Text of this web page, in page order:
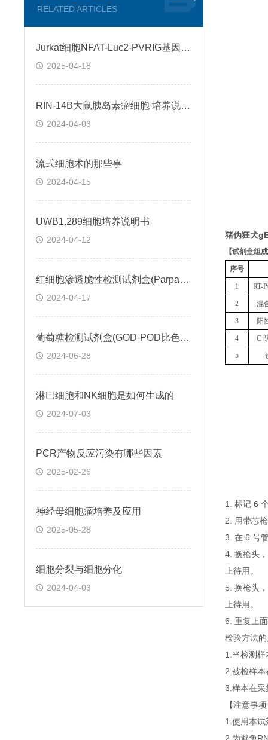
RELATED ARTICLES
Jurkat细胞NFAT-Luc2-PVRIG基因过表达稳转株的构建与意义
2025-04-18
RIN-14B大鼠胰岛素瘤细胞 培养说明书
2024-04-03
流式细胞术的那些事
2024-04-15
UWB1.289细胞培养说明书
2024-04-12
红细胞渗透脆性检测试剂盒(Parpart比色法)操作步骤
2024-04-17
葡萄糖检测试剂盒(GOD-POD比色法)説明书
2024-06-28
淋巴细胞和NK细胞是如何生成的
2024-07-03
PCR产物反应污染有哪些因素
2025-02-26
神经母细胞瘤培养及应用
2025-05-28
细胞分裂与细胞分化
2024-04-03
猪伪狂犬
【试剂盒组成
序号
1 RT-
2 混
3 阳
4 C
5
1. 标记 6
2. 用带芯
3. 在 6 号
4. 换枪头
上待用。
5. 换枪头
上待用。
6. 重复上
检验方法
1.当检测
2.被检样
3.样本在采
【注意事
1.使用本